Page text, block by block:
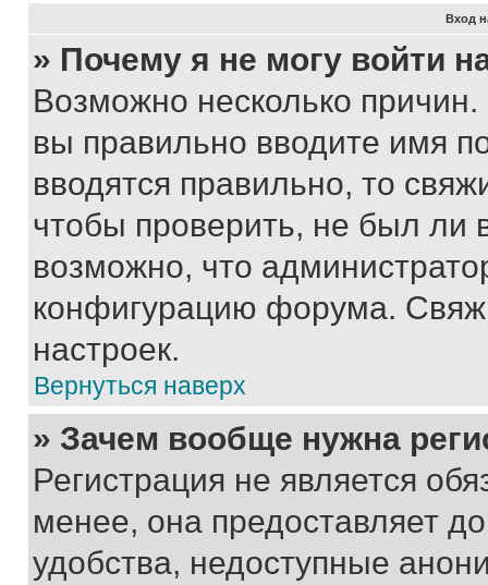
Вход
» Почему я не могу войти
Возможно несколько
вы правильно вводите имя
вводятся правильно, то
чтобы проверить, не был ли
возможно, что
конфигурацию форума.
настроек.
Вернуться наверх
» Зачем вообще нужна
Регистрация не является
менее, она предоставляет
удобства, недоступные